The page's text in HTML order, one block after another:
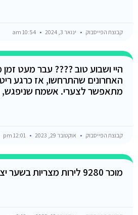
קבוצת הפייסבוק ינואר 3, 2024
היי ושבוע טוב ???? עבר מעט זמן
האחרונים שהתרחשו, אז כרגע
מתאפשר לצערי. אשמח שניפגש,
קבוצת הפייסבוק אוקטובר 29, 2023
מוכר 9280 לירות מצריות בשער יציג